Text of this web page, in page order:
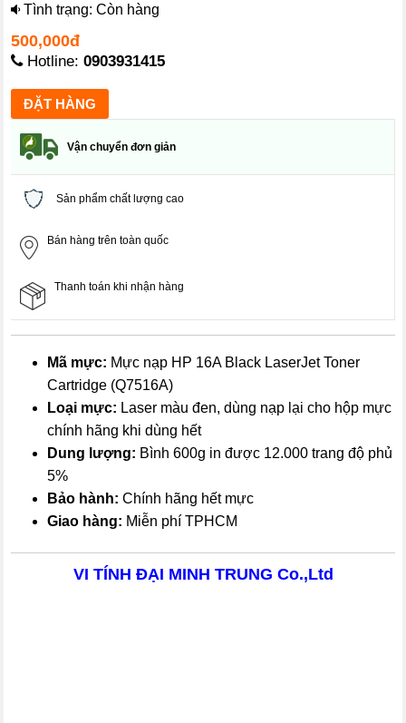
Tình trạng: Còn hàng
500,000đ
Hotline:0903931415
Vận chuyển đơn giản
Sản phẩm chất lượng cao
Bán hàng trên toàn quốc
Thanh toán khi nhận hàng
Mã mực: Mực nạp HP 16A Black LaserJet Toner
Cartridge (Q7516A)
Loại mực: Laser màu đen, dùng nạp lại cho hộp mực
chính hãng khi dùng hết
Dung lượng: Bình 600g in được 12.000 trang độ phủ
5%
Bảo hành: Chính hãng hết mực
Giao hàng: Miễn phí TPHCM
VI TÍNH ĐẠI MINH TRUNG Co.,Ltd